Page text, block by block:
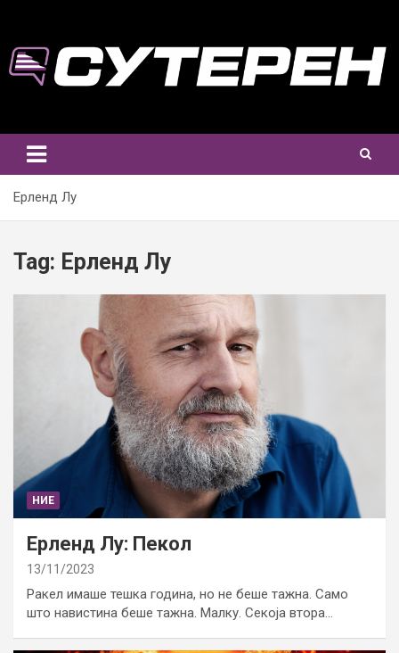
content
Ерленд Лу
Tag: Ерленд Лу
НИЕ
Ерленд Лу: Пекол
13/11/2023
Ракел имаше тешка година, но не беше тажна. Само
што навистина беше тажна. Малку. Секоја втора…